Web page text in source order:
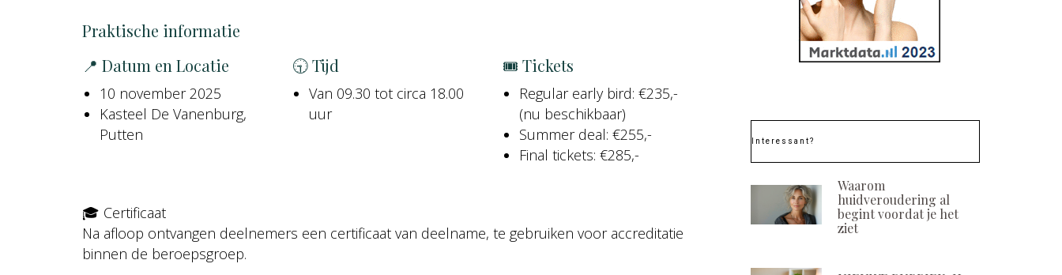
Praktische informatie
📍 Datum en Locatie
10 november 2025
Kasteel De Vanenburg,
Putten
🕤 Tijd
Van 09.30 tot circa 18.00
uur
🎟 Tickets
Regular early bird: €235,-
(nu beschikbaar)
Summer deal: €255,-
Final tickets: €285,-
🎓 Certificaat
Na afloop ontvangen deelnemers een certificaat van deelname, te gebruiken voor accreditatie
binnen de beroepsgroep.
Interessant?
Waarom
huidveroudering al
begint voordat je het
ziet